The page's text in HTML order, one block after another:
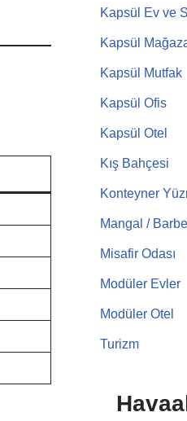
Kapsül Ev ve
Kapsül
Kapsül Mutfak
Kapsül Ofis
Kapsül Otel
Kış Bahçesi
Konteyner
Mangal /
Misafir Odası
Modüler Evler
Modüler Otel
Turizm